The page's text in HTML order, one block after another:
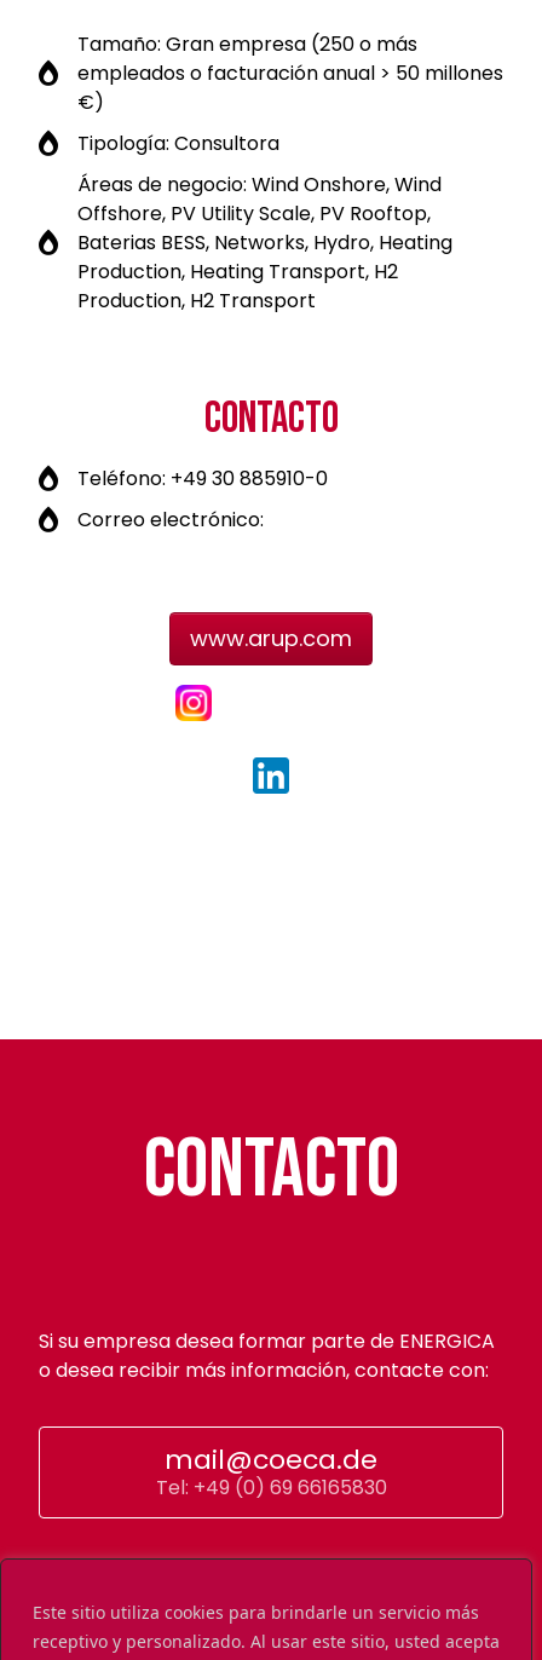
Este sitio utiliza cookies para brindarle un servicio más
receptivo y personalizado. Al usar este sitio, usted acepta
Tamaño: Gran empresa (250 o más
empleados o facturación anual > 50 millones
€)
Tipología: Consultora
Áreas de negocio: Wind Onshore, Wind
Offshore, PV Utility Scale, PV Rooftop,
Baterias BESS, Networks, Hydro, Heating
Production, Heating Transport, H2
Production, H2 Transport
CONTACTO
Teléfono: +49 30 885910-0
Correo electrónico:
www.arup.com
Contacto
Si su empresa desea formar parte de ENERGICA
o desea recibir más información, contacte con:
mail@coeca.de
Tel: +49 (0) 69 66165830